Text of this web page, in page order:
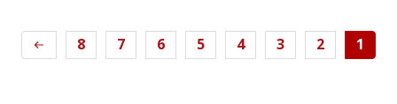
EGYCAP لإعداد كوادر الجودة بالرعاية الصحية.
1
2
3
4
5
6
7
8